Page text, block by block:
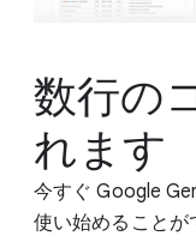
数行の
れます
今すぐ Google
使い始めることが